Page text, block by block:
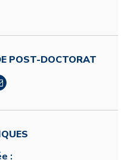
POST-DOCTORAT
: